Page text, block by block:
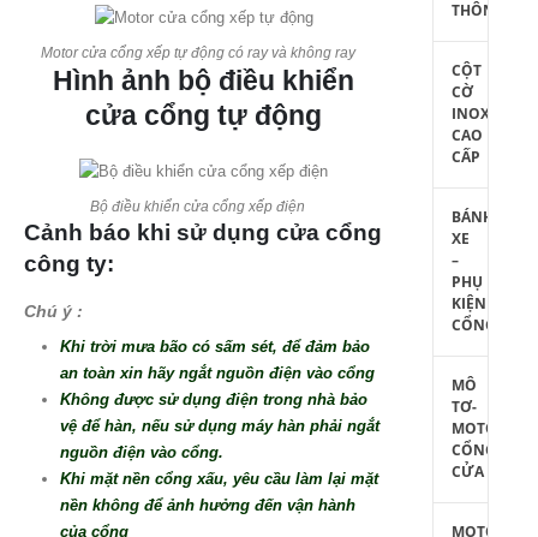
Motor cửa cổng xếp tự động có ray và không ray
Hình ảnh bộ điều khiển
cửa cổng tự động
Bộ điều khiển cửa cổng xếp điện
Cảnh báo khi sử dụng cửa cổng
công ty:
Chú ý :
Khi trời mưa bão cósấm sét, để đảm bảo
an toàn xin hãy ngắt nguồn điện vào cổng
Không được sử dụng điện trong nhà bảo
vệ để hàn, nếu sử dụng máy hàn phải ngắt
nguồn điện vào cổng.
Khi mặt nền cổng xấu, yêu cầu làm lại mặt
nền không để ảnh hưởng đến vận hành
của cổng
THÔNG
CỘT
CỜ
INOX
CAO
CẤP
BÁNH
XE
–
PHỤ
KIỆN
CỔNG
MÔ
TƠ-
MOTOR
CỔNG
CỬA
MOTOR